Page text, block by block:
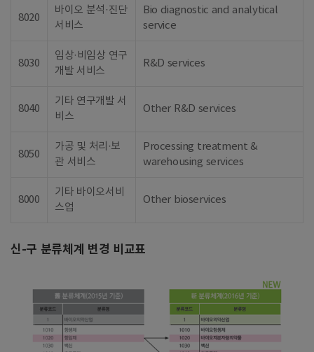
8020
바이오 분석·진단
서비스
Bio diagnostic and analytical
service
8030
임상·비임상 연구
개발 서비스
R&D services
8040
기타 연구개발 서
비스
Other R&D services
8050
가공 및 처리·보
관 서비스
Processing treatment &
warehousing services
8000
기타 바이오서비
스업
Other bioservices
신-구 분류체계 변경 비교표